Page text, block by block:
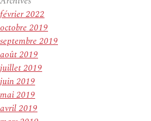
février 2022
octobre 2019
septembre 2019
août 2019
juillet 2019
juin 2019
mai 2019
avril 2019